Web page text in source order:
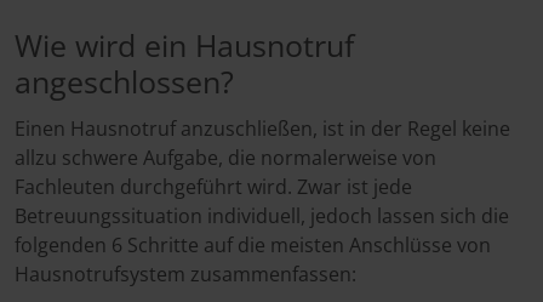
Wie wird ein Hausnotruf
angeschlossen?
Einen Hausnotruf anzuschließen, ist in der Regel keine
allzu schwere Aufgabe, die normalerweise von
Fachleuten durchgeführt wird. Zwar ist jede
Betreuungssituation individuell, jedoch lassen sich die
folgenden 6 Schritte auf die meisten Anschlüsse von
Hausnotrufsystem zusammenfassen: